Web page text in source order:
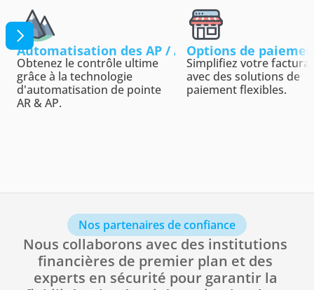
Nos partenaires de confiance
Nous collaborons avec des institutions
financières de premier plan et des
experts en sécurité pour garantir la
Automatisation des AP / AR
Obtenez le contrôle ultime
grâce à la technologie
d'automatisation de pointe
AR & AP.
Options de
Simplifiez votre
avec des solutions de
paiement flexibles.